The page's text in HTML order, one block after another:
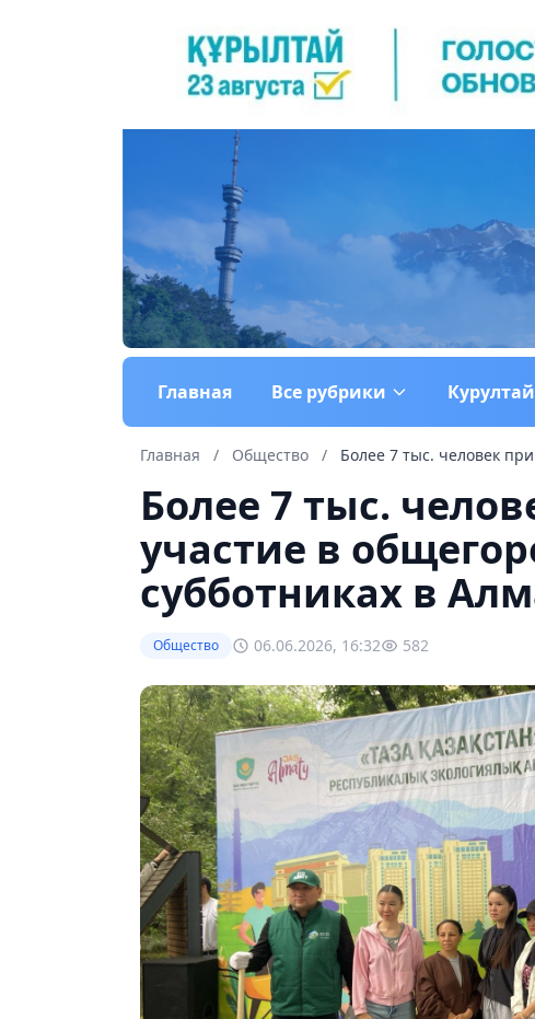
Главная Все рубрики Курултай
Главная / Общество / Более 7 тыс. человек
Более 7 тыс.
участие в
субботниках в
Общество 06.06.2026, 16:32 582